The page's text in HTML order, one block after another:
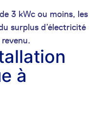
3 kWc ou moins, les
surplus d’électricité
à